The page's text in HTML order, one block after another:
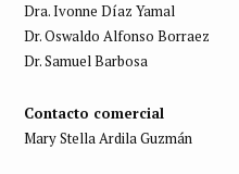
Dra. Ivonne Díaz Yamal
Dr. Oswaldo Alfonso Borraez
Dr. Samuel Barbosa
Contacto comercial
Mary Stella Ardila Guzmán